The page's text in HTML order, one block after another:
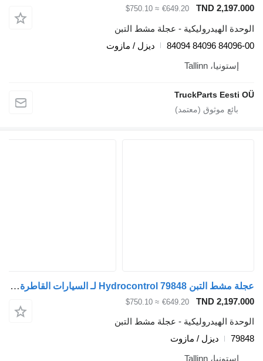
TND
€649.20
≈ $750.10
الهيدروليكية - عجلة مشط التبن
84096-00
ديزل / مازوت
إستونيا، Tallinn
TruckParts Eesti
عجلة مشط التبن Hydrocontrol 79848 لـ السيارات القاطرة Scania P,G,R,T-series (2004-2017)
TND
€649.20
≈ $750.10
الهيدروليكية - عجلة مشط التبن
ديزل / مازوت
إستونيا، Tallinn